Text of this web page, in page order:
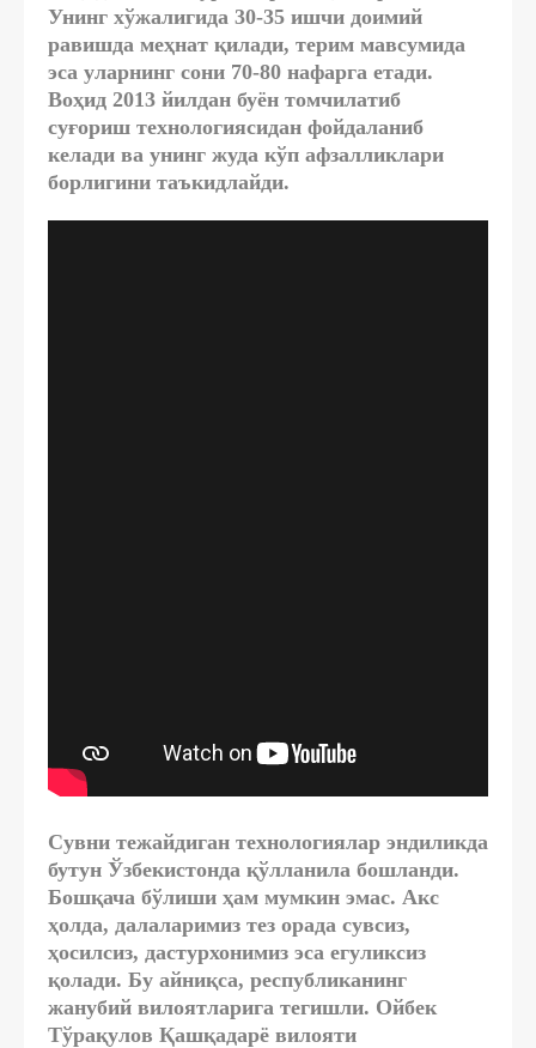
Унинг хўжалигида 30-35 ишчи доимий
равишда меҳнат қилади, терим мавсумида
эса уларнинг сони 70-80 нафарга етади.
Воҳид 2013 йилдан буён томчилатиб
суғориш технологиясидан фойдаланиб
келади ва унинг жуда кўп афзалликлари
борлигини таъкидлайди.
Сувни тежайдиган технологиялар эндиликда
бутун Ўзбекистонда қўлланила бошланди.
Бошқача бўлиши ҳам мумкин эмас. Акс
ҳолда, далаларимиз тез орада сувсиз,
ҳосилсиз, дастурхонимиз эса егуликсиз
қолади. Бу айниқса, республиканинг
жанубий вилоятларига тегишли. Ойбек
Тўрақулов Қашқадарё вилояти